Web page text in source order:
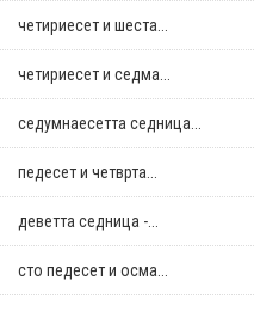
четириесет и шеста...
четириесет и седма...
седумнаесетта седница...
педесет и четврта...
деветта седница -...
сто педесет и осма...